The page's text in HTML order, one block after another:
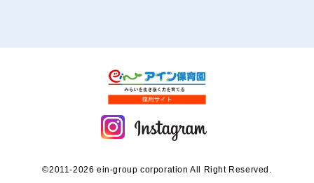
©2011-2026 ein-group corporation All Right Reserved.